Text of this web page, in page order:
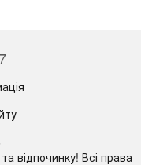
відпочинку! Всі права